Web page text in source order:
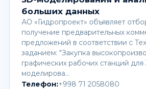
больших данных
АО «Гидропроект» объявляет
получение предварительных
предложений в соответствии с
заданием: "Закупка
графических рабочих станций для
моделирова…
Телефон:+998 71 2058080